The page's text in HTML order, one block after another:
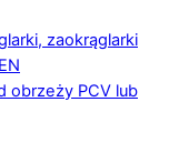
zaokrąglarki
obrzeży PCV lub